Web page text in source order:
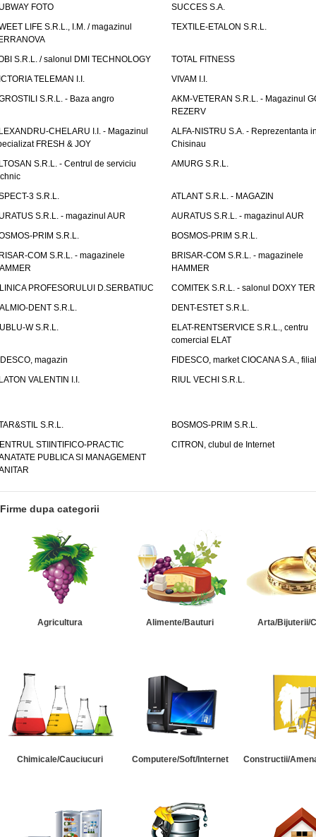
FOTO
SUCCES S.A.
LIFE S.R.L., I.M. / magazinul
TEXTILE-ETALON S.R.L.
S.R.L. / salonul DMI TECHNOLOGY
TOTAL FITNESS
TELEMAN I.I.
VIVAM I.I.
S.R.L. - Baza angro
AKM-VETERAN S.R.L. - Magazinul
REZERV
CHELARU I.I. - Magazinul
FRESH & JOY
ALFA-NISTRU S.A. - Reprezentanta
Chisinau
S.R.L. - Centrul de serviciu
AMURG S.R.L.
3 S.R.L.
ATLANT S.R.L. - MAGAZIN
S.R.L. - magazinul AUR
AURATUS S.R.L. - magazinul AUR
PRIM S.R.L.
BOSMOS-PRIM S.R.L.
COM S.R.L. - magazinele
BRISAR-COM S.R.L. - magazinele
HAMMER
PROFESORULUI D.SERBATIUC
COMITEK S.R.L. - salonul DOXY
DENT S.R.L.
DENT-ESTET S.R.L.
W S.R.L.
ELAT-RENTSERVICE S.R.L., centru
comercial ELAT
magazin
FIDESCO, market CIOCANA S.A.,
VALENTIN I.I.
RIUL VECHI S.R.L.
S.R.L.
BOSMOS-PRIM S.R.L.
STIINTIFICO-PRACTIC
PUBLICA SI MANAGEMENT
CITRON, clubul de Internet
Firme dupa categorii
Agricultura Alimente/Bauturi Arta/Bijuterii/
Chimicale/Cauciucuri Computere/Soft/Internet Constructii/